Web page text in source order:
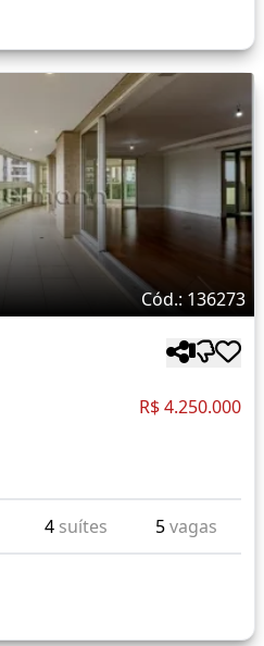
Cód.: 136273
R$ 4.250.000
4 suítes 5vagas